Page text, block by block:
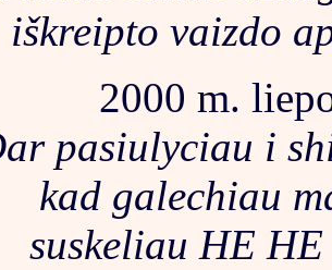
iškreipto vaizdo
2000 m.
pasiulyciau i
kad galechiau
suskeliau HE